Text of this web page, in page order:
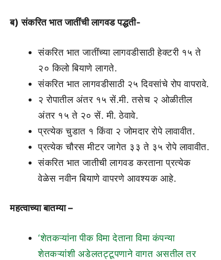
ब) संकरित भात जातींची लागवड पद्धती-
संकरित भात जातींच्या लागवडीसाठी हेक्टरी १५ ते
२० किलो बियाणे लागते.
संकरित भात लागवडीसाठी २५ दिवसांचे रोप वापरावे.
२ रोपातील अंतर १५ सें.मी. तसेच २ ओळीतील
अंतर १५ ते २० सें. मी. ठेवावे.
प्रत्येक चुडात १ किंवा २ जोमदार रोपे लावावीत.
प्रत्येक चौरस मीटर जागेत ३३ ते ३५ रोपे लावावीत.
संकरित भात जातीची लागवड करताना प्रत्येक
वेळेस नवीन बियाणे वापरणे आवश्यक आहे.
महत्वाच्या बातम्या –
‘शेतकऱ्यांना पीक विमा देताना विमा कंपन्या
शेतकऱ्यांशी अडेलतट्टूपणाने वागत असतील तर